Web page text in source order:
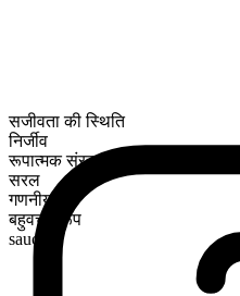
सजीवता की स्थिति
निर्जीव
रूपात्मक संरचना
सरल
गणनीय
बहुवचन रूप
sauces